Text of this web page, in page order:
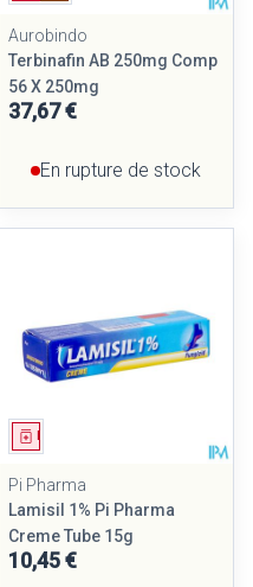
Aurobindo
Terbinafin AB 250mg Comp
56 X 250mg
37,67 €
En rupture de stock
Pi Pharma
Lamisil 1% Pi Pharma
Creme Tube 15g
10,45 €